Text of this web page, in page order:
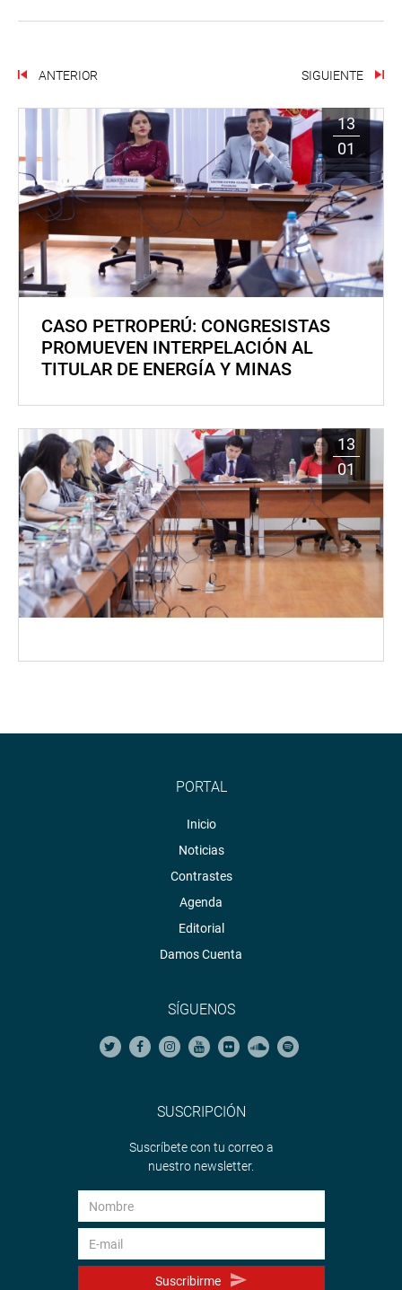
ANTERIOR SIGUIENTE
13
01
CASO PETROPERÚ: CONGRESISTAS
PROMUEVEN INTERPELACIÓN AL
TITULAR DE ENERGÍA Y MINAS
13
01
PORTAL
Inicio
Noticias
Contrastes
Agenda
Editorial
Damos Cuenta
SÍGUENOS
SUSCRIPCIÓN
Suscríbete con tu correo a
nuestro newsletter.
Suscribirme